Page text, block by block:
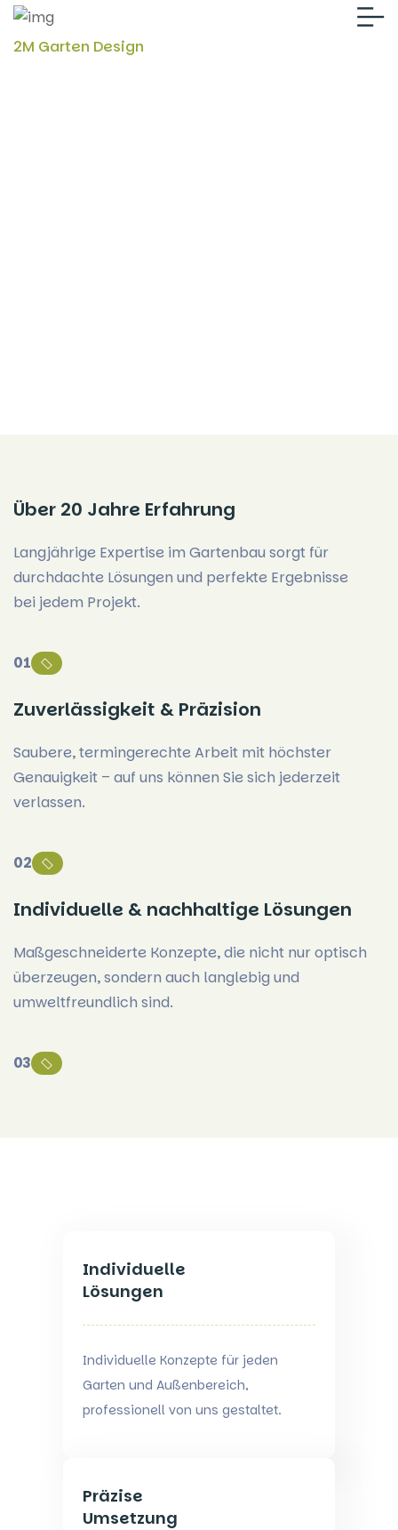
2M Garten Design
Über 20 Jahre Erfahrung
Langjährige Expertise im Gartenbau sorgt für
durchdachte Lösungen und perfekte Ergebnisse
bei jedem Projekt.
01
Zuverlässigkeit & Präzision
Saubere, termingerechte Arbeit mit höchster
Genauigkeit – auf uns können Sie sich jederzeit
verlassen.
02
Individuelle & nachhaltige Lösungen
Maßgeschneiderte Konzepte, die nicht nur optisch
überzeugen, sondern auch langlebig und
umweltfreundlich sind.
03
Individuelle
Lösungen
Individuelle Konzepte für jeden
Garten und Außenbereich,
professionell von uns gestaltet.
Präzise
Umsetzung